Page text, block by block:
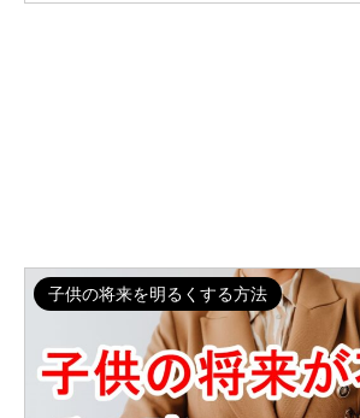
子供の将来を明るくする方法